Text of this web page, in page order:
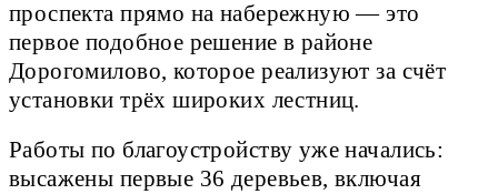
проспекта прямо на набережную — это
первое подобное решение в районе
Дорогомилово, которое реализуют за счёт
установки трёх широких лестниц.
Работы по благоустройству уже начались:
высажены первые 36 деревьев, включая